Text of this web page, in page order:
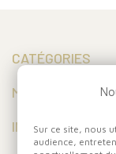
CATÉGORIES
MON COMPTE
INFORMATIONS
Sur ce site, nous
audience,